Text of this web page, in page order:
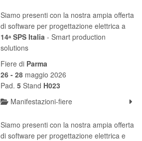
Siamo presenti con la nostra ampia offerta
di software per progettazione elettrica a
14ᵃ SPS Italia - Smart production
solutions
Fiere di Parma
26 - 28 maggio 2026
Pad. 5Stand H023
Manifestazioni-fiere
Siamo presenti con la nostra ampia offerta
di software per progettazione elettrica e